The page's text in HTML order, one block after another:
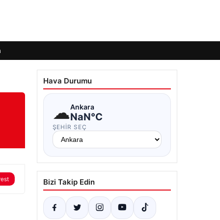
Hava Durumu
☁Ankara
NaN°C
ŞEHIR SEÇ
Bizi Takip Edin